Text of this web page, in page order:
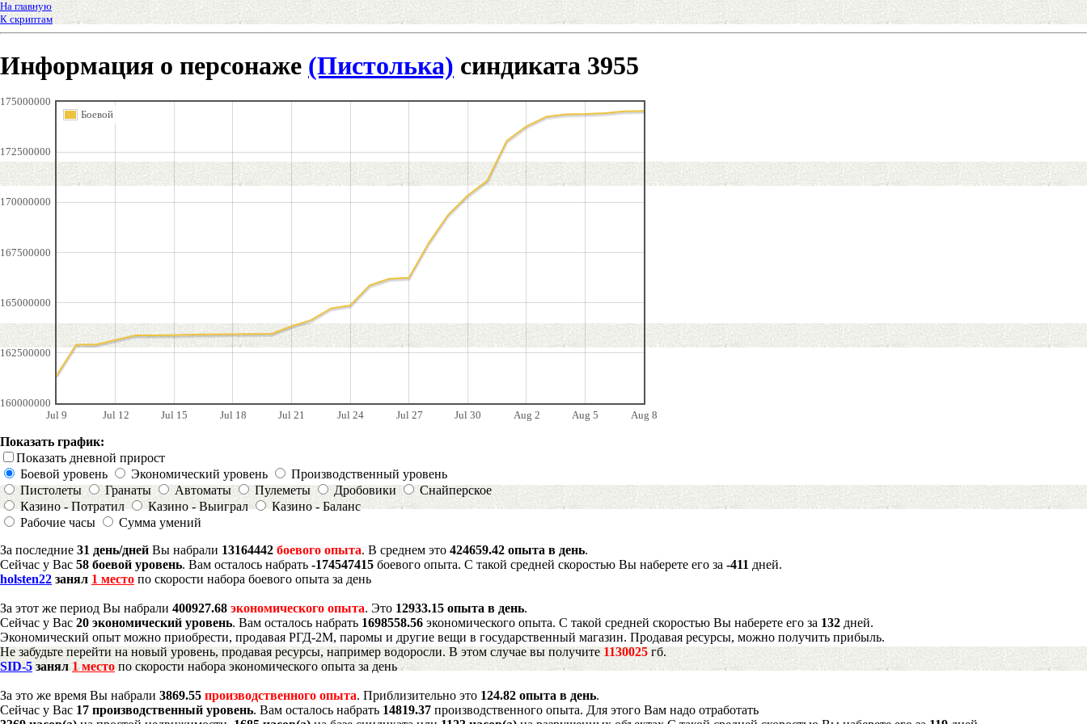
На главную
К скриптам
Информация о персонаже (Пистолька) синдиката 3955
Jul 9 Jul 12 Jul 15 Jul 18 Jul 21 Jul 24 Jul 27 Jul 30 Aug 2 Aug 5 Aug 8
160000000
162500000
165000000
167500000
170000000
172500000
175000000
Боевой
Показать график:
Показать дневной прирост
Боевой уровень
Экономический уровень
Производственный уровень
Пистолеты
Гранаты Автоматы Пулеметы Дробовики
Снайперское
Казино - Потратил
Казино - Выиграл
Казино - Баланс
Рабочие часы
Сумма умений
За последние 31 день/дней Вы набрали 13164442 боевого опыта. В среднем это 424659.42 опыта в день.
Сейчас у Вас 58 боевой уровень. Вам осталось набрать -174547415 боевого опыта. С такой средней скоростью Вы наберете его за -411 дней.
holsten22 занял 1 место по скорости набора боевого опыта за день
За этот же период Вы набрали 400927.68 экономического опыта. Это 12933.15 опыта в день.
Сейчас у Вас 20 экономический уровень. Вам осталось набрать 1698558.56 экономического опыта. С такой средней скоростью Вы наберете его за 132 дней.
Экономический опыт можно приобрести, продавая РГД-2М, паромы и другие вещи в государственный магазин. Продавая ресурсы, можно получить прибыль.
Не забудьте перейти на новый уровень, продавая ресурсы, например водоросли. В этом случае вы получите 1130025 гб.
SID-5 занял 1 место по скорости набора экономического опыта за день
За это же время Вы набрали 3869.55 производственного опыта. Приблизительно это 124.82 опыта в день.
Сейчас у Вас 17 производственный уровень. Вам осталось набрать 14819.37 производственного опыта. Для этого Вам надо отработать